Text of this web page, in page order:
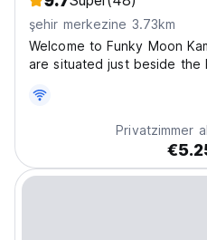
şehir merkezine 3.73km
Welcome to Funky Moon
are situated just beside the
relaxing on our sun
restaurant by the river, or
Privatzimmer